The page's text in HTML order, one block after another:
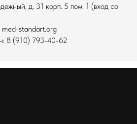
д. 31 корп. 5 пом. 1 (вход со
standart.org
8 (910) 793-40-62